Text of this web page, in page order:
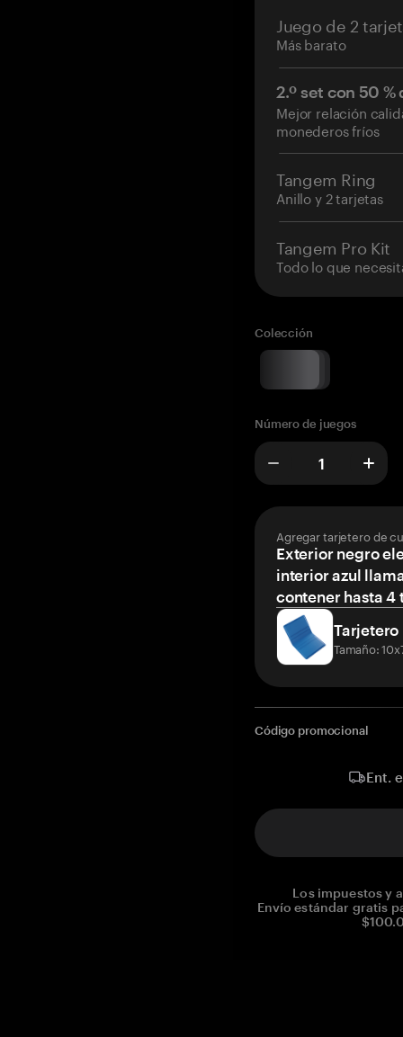
Juego de 2
Más barato
2.º set con 50
Mejor relación
monederos fríos
Tangem Ring
Anillo y 2 tarjetas
Tangem Pro Kit
Todo lo que
Colección
Número de juegos
Agregar tarjetero de
Exterior negro
interior azul
contener hasta 4
Tarjetero
Tamaño:
Código promocional
Ent.
Los impuestos y
Envío estándar gratis